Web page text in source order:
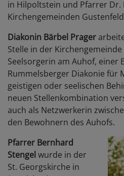
in Hilpoltstein und Pfarrer Dr.
Kirchengemeinden
Diakonin Bärbel Prager
Stelle in der
Seelsorgerin am Auhof, einer
Rummelsberger Diakonie für
geistigen oder seelischen
neuen Stellenkombination
auch als Netzwerkerin
den Bewohnern des Auhofs.
Pfarrer Bernhard
Stengelwurde in der
St. Georgskirche in